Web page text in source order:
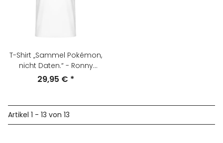
T-Shirt „Sammel Pokémon,
nicht Daten.“ - Ronny
Positiv
29,95 € *
Artikel 1 - 13 von 13